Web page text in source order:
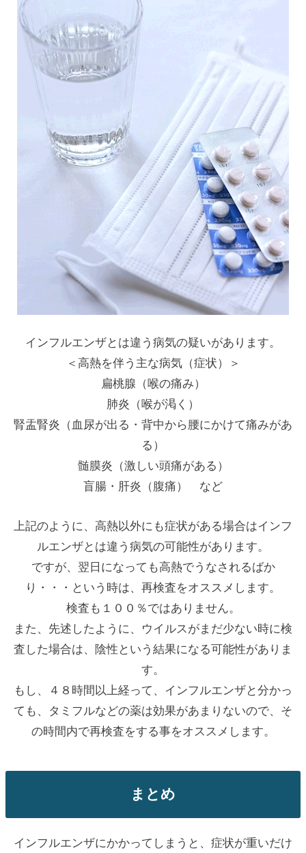
インフルエンザとは違う病気の疑いがあります。
＜高熱を伴う主な病気（症状）＞
扁桃腺（喉の痛み）
肺炎（喉が渇く）
腎盂腎炎（血尿が出る・背中から腰にかけて痛みがあ
る）
髄膜炎（激しい頭痛がある）
盲腸・肝炎（腹痛） など
上記のように、高熱以外にも症状がある場合はインフ
ルエンザとは違う病気の可能性があります。
ですが、翌日になっても高熱でうなされるばか
り・・・という時は、再検査をオススメします。
検査も１００％ではありません。
また、先述したように、ウイルスがまだ少ない時に検
査した場合は、陰性という結果になる可能性がありま
す。
もし、４８時間以上経って、インフルエンザと分かっ
ても、タミフルなどの薬は効果があまりないので、そ
の時間内で再検査をする事をオススメします。
まとめ
インフルエンザにかかってしまうと、症状が重いだけ